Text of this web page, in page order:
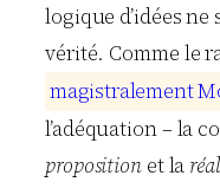
logique d’idées
vérité. Comme le
magistralementM
l’adéquation – la
propositionet la